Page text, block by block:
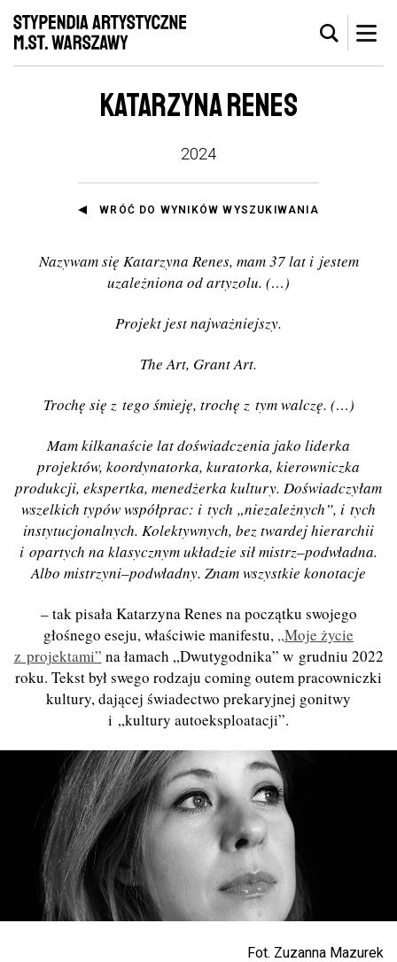
KATARZYNA RENES
2024
WRÓĆ DO WYNIKÓW WYSZUKIWANIA
Nazywam się Katarzyna Renes, mam 37 lat i jestem
uzależniona od artyzolu. (…)
Projekt jest najważniejszy.
The Art, Grant Art.
Trochę się z tego śmieję, trochę z tym walczę. (…)
Mam kilkanaście lat doświadczenia jako liderka
projektów, koordynatorka, kuratorka, kierowniczka
produkcji, ekspertka, menedżerka kultury. Doświadczyłam
wszelkich typów współprac: i tych „niezależnych”, i tych
instytucjonalnych. Kolektywnych, bez twardej hierarchii
i opartych na klasycznym układzie sił mistrz–podwładna.
Albo mistrzyni–podwładny. Znam wszystkie konotacje
– tak pisała Katarzyna Renes na początku swojego
głośnego eseju, właściwie manifestu, „Moje życie
z projektami” na łamach „Dwutygodnika” w grudniu 2022
roku. Tekst był swego rodzaju coming outem pracowniczki
kultury, dającej świadectwo prekaryjnej gonitwy
i „kultury autoeksploatacji”.
Fot. Zuzanna Mazurek